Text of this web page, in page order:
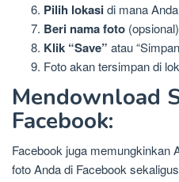
Pilih lokasidi mana
Beri nama foto
Klik “Save” atau
Foto akan tersimpan di
Mendownload
Facebook:
Facebook juga memungkinkan
foto Anda di Facebook